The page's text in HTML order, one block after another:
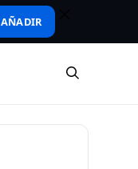
AÑADIR